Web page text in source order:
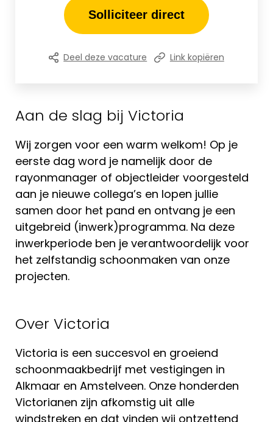
Aan de slag bij Victoria
Wij zorgen voor een warm welkom! Op je
eerste dag word je namelijk door de
rayonmanager of objectleider voorgesteld
aan je nieuwe collega’s en lopen jullie
samen door het pand en ontvang je een
uitgebreid (inwerk)programma. Na deze
inwerkperiode ben je verantwoordelijk voor
het zelfstandig schoonmaken van onze
projecten.
Over Victoria
Victoria is een succesvol en groeiend
schoonmaakbedrijf met vestigingen in
Alkmaar en Amstelveen. Onze honderden
Victorianen zijn afkomstig uit alle
windstreken en dat vinden wij ontzettend
Solliciteer direct
Deel deze vacature Link kopiëren